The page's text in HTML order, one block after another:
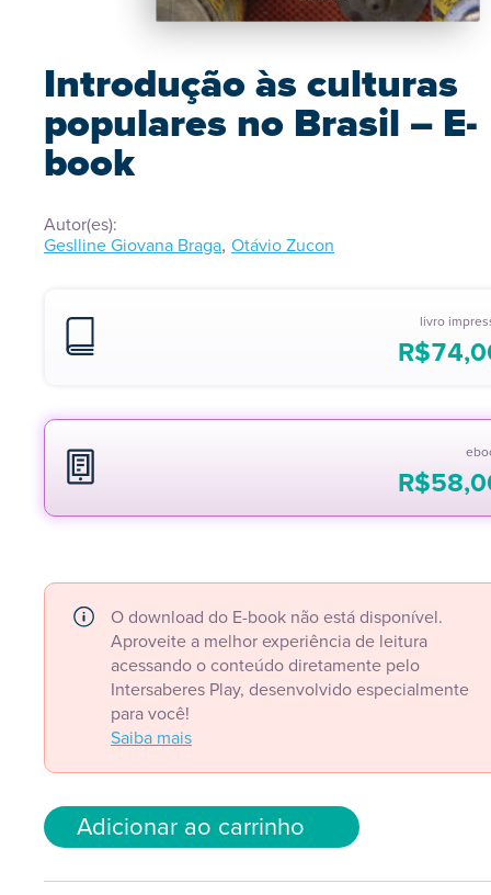
Introdução às culturas
populares no Brasil – E-
book
Autor(es):
Geslline Giovana Braga, Otávio Zucon
livro
R$
R$
O download do E-book não está disponível.
Aproveite a melhor experiência de leitura
acessando o conteúdo diretamente pelo
Intersaberes Play, desenvolvido especialmente
para você!
Saiba mais
Adicionar ao carrinho